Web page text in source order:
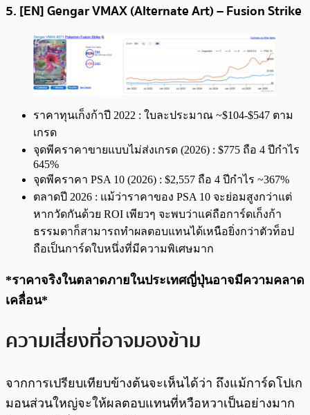
5. [EN] Gengar VMAX (Alternate Art) – Fusion Strike
ราคาทุนเก็งก้าปี 2022 : ใบละประมาณ ~$104-$547 ตาม
เกรด
จุดพีคราคาขายแบบไม่ส่งเกรด (2026) : $775 ถือ 4 ปีกำไร
645%
จุดพีคราคา PSA 10 (2026) : $2,557 ถือ 4 ปีกำไร ~367%
ตลาดปี 2026 : แม้ว่าราคาของ PSA 10 จะย่อมสูงกว่าแต่
หากวัดกันด้วย​ ROI เพียวๆ จะพบว่าแค่ถือการ์ดเก็งก้า
ธรรมดาก็สามารถทำผลตอบแทนได้เหนือยิ่งกว่าตัวท็อป
ถือเป็นการ์ดใบหนึ่งที่มีความพิเศษมาก
*ราคาจริงในตลาดภายในประเทศญี่ปุ่นอาจมีความคลาด
เคลื่อน*
ความเสี่ยงที่อาจมองข้าม
จากการเปรียบเทียบข้างต้นจะเห็นได้ว่า ถึงแม้การ์ดโปเก
มอนส่วนใหญ่จะให้ผลตอบแทนที่หวือหวาเป็นอย่างมาก